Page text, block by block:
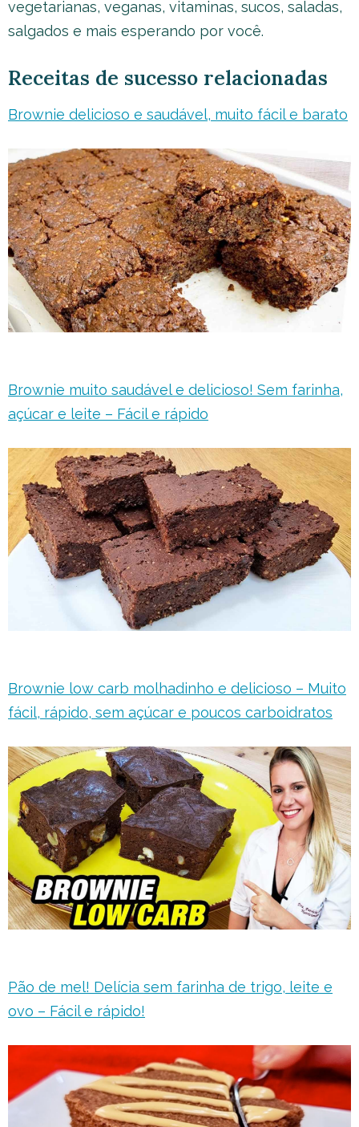
vegetarianas, veganas, vitaminas, sucos, saladas,
salgados e mais esperando por você.
Receitas de sucesso relacionadas
Brownie delicioso e saudável, muito fácil e barato
Brownie muito saudável e delicioso! Sem farinha,
açúcar e leite – Fácil e rápido
Brownie low carb molhadinho e delicioso – Muito
fácil, rápido, sem açúcar e poucos carboidratos
Pão de mel! Delícia sem farinha de trigo, leite e
ovo – Fácil e rápido!